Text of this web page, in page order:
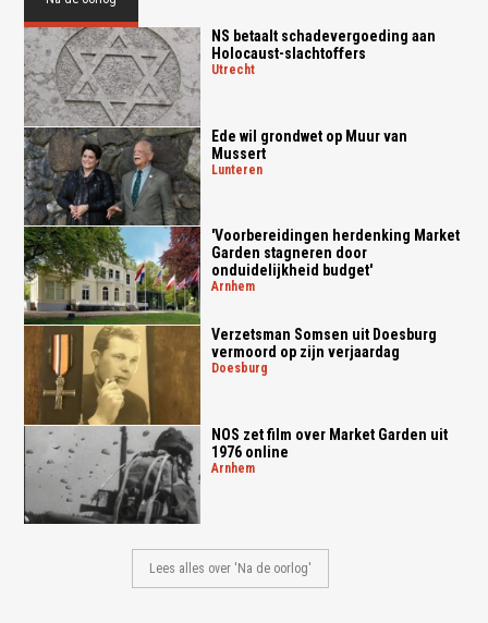
NS betaalt schadevergoeding aan
Holocaust-slachtoffers
utrecht
Ede wil grondwet op Muur van
Mussert
lunteren
'Voorbereidingen herdenking Market
Garden stagneren door
onduidelijkheid budget'
arnhem
Verzetsman Somsen uit Doesburg
vermoord op zijn verjaardag
doesburg
NOS zet film over Market Garden uit
1976 online
arnhem
Lees alles over 'Na de oorlog'